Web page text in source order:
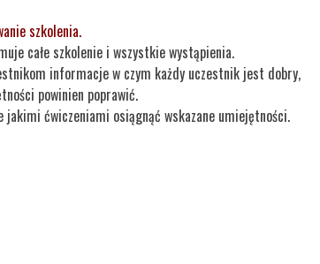
szkolenia.
całe szkolenie i wszystkie wystąpienia.
informacje w czym każdy uczestnik jest dobry,
powinien poprawić.
jakimi ćwiczeniami osiągnąć wskazane umiejętności.